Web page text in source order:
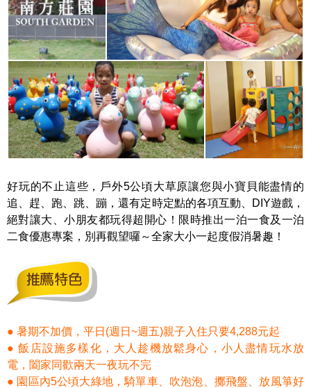
好玩的不止這些，戶外5公頃大草原讓您與小寶貝能盡情的
追、趕、跑、跳、蹦，還有定時定點的各項互動、DIY遊戲，
絕對讓大、小朋友都玩得超開心！限時推出一泊一食及一泊
二食優惠專案，別再觀望囉～全家大小一起度假消暑趣！
● 暑期不加價，平日(週日~週五)親子入住只要4,288元起
● 飯店設施多樣化，大人趁機放鬆身心，小人盡情玩水放
電，闔家同歡兩天一夜玩不完
● 園區內5公頃大綠地，騎單車、吹泡泡、擲飛盤、放風箏好